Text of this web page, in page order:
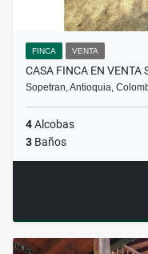
FINCA VENTA
CASA FINCA EN VENTA
Sopetran, Antioquia,
4Alcobas
3 Baños